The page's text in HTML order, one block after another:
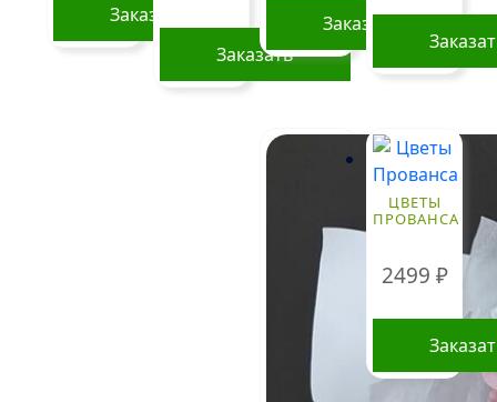
Заказать
Заказать
Заказать
ЦВЕТЫ
ПРОВАНСА
2499 ₽